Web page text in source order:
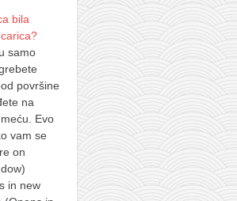
bila
samo
površine
na
Evo
vam se
on
in new